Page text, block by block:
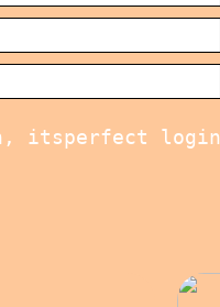
itsperfect login